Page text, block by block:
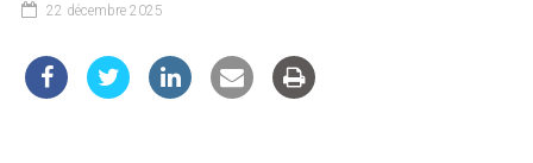
public
22 décembre 2025